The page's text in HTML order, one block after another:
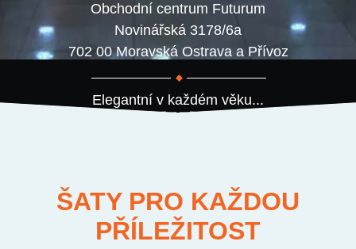
Obchodní centrum Futurum
Novinářská 3178/6a
702 00 Moravská Ostrava a Přívoz
Elegantní v každém věku...
ŠATY PRO KAŽDOU
PŘÍLEŽITOST